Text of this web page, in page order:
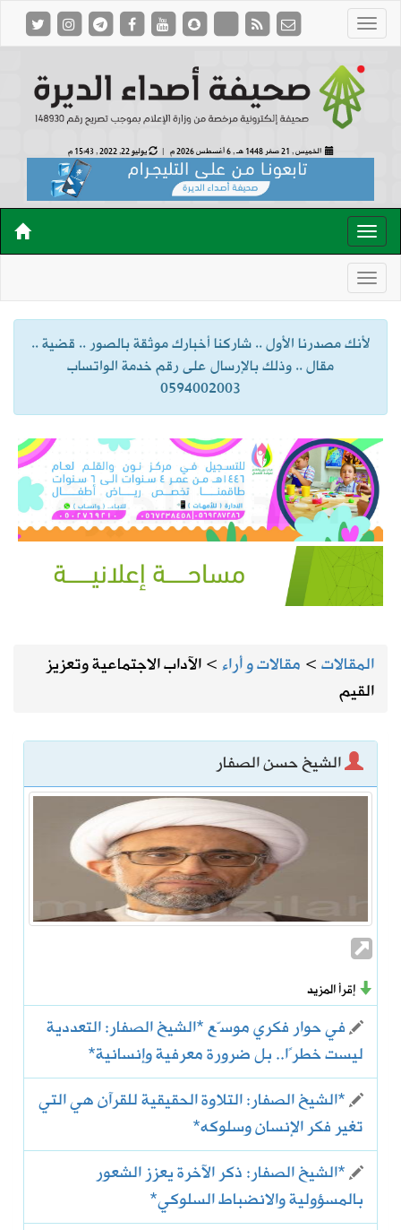
الخميس , 21 صفر 1448 هـ , 6 أغسطس 2026 م | يوليو 22, 2022 , 15:43 م
لأنك مصدرنا الأول .. شاركنا أخبارك موثقة بالصور .. قضية ..
مقال .. وذلك بالإرسال على رقم خدمة الواتساب
0594002003
المقالات> مقالات و أراء>الآداب الاجتماعية وتعزيز
القيم
الشيخ حسن الصفار
إقرأ المزيد
في حوار فكري موسّع *الشيخ الصفار: التعددية
ليست خطرًا.. بل ضرورة معرفية وإنسانية*
*الشيخ الصفار: التلاوة الحقيقية للقرآن هي التي
تغير فكر الإنسان وسلوكه*
*الشيخ الصفار: ذكر الآخرة يعزز الشعور
بالمسؤولية والانضباط السلوكي*